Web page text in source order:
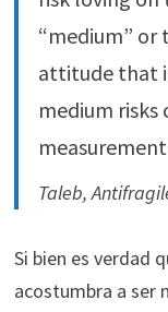
“medium” or
attitude that
medium risks
Taleb,
Si bien es verdad
acostumbra a ser